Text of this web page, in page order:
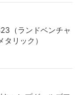
（ランドベンチャ
リック）